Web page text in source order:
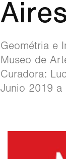
Geométria e
Museo de
Curadora:
Junio 2019 a